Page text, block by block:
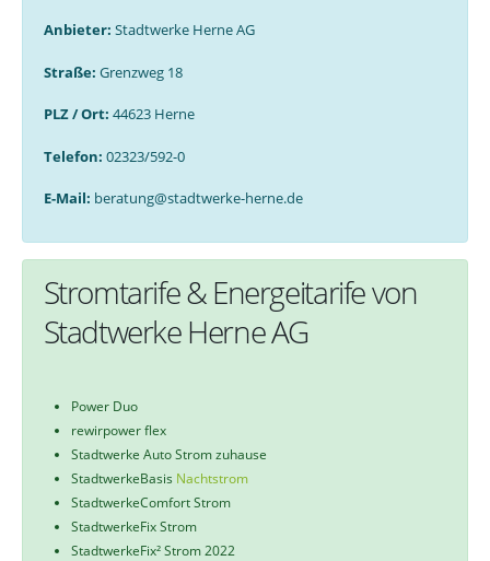
Anbieter: Stadtwerke Herne AG
Straße: Grenzweg 18
PLZ / Ort: 44623 Herne
Telefon: 02323/592-0
E-Mail: beratung@stadtwerke-herne.de
Stromtarife & Energeitarife von
Stadtwerke Herne AG
Power Duo
rewirpower flex
Stadtwerke Auto Strom zuhause
StadtwerkeBasis Nachtstrom
StadtwerkeComfort Strom
StadtwerkeFix Strom
StadtwerkeFix² Strom 2022